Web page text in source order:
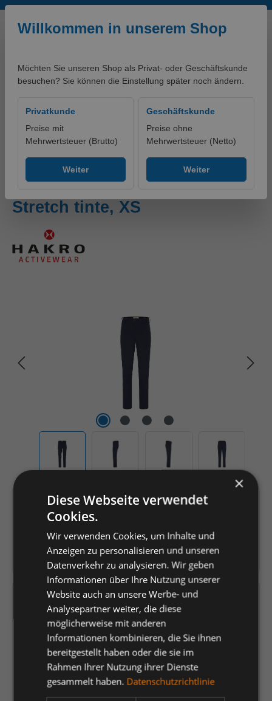
Zum Hauptinhalt springen
Willkommen in unserem Shop
Möchten Sie unseren Shop als Privat- oder Geschäftskunde
besuchen? Sie können die Einstellung später noch ändern.
Privatkunde
Preise mit
Mehrwertsteuer (Brutto)
Weiter
Geschäftskunde
Preise ohne
Mehrwertsteuer (Netto)
Weiter
HAKRO Funktionshose X-
Stretch tinte, XS
Hersteller: Hakro GmbH
Artikelnummer:
215477
Herstellernummer: 0741034003
Versandfertig in 5 Tagen, Lieferzeit 1-3 Tage
Farbeauswählen
karbongrau olive schwarz tinte
Größeauswählen
×
Diese Webseite verwendet
Cookies.
Wir verwenden Cookies, um Inhalte und
Anzeigen zu personalisieren und unseren
Datenverkehr zu analysieren. Wir geben
Informationen über Ihre Nutzung unserer
Website auch an unsere Werbe- und
Analysepartner weiter, die diese
möglicherweise mit anderen
Informationen kombinieren, die Sie ihnen
bereitgestellt haben oder die sie im
Rahmen Ihrer Nutzung ihrer Dienste
gesammelt haben. Datenschutzrichtlinie